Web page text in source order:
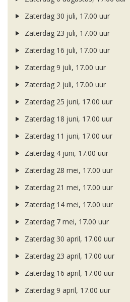
Zaterdag 30 juli, 17.00 uur
Zaterdag 23 juli, 17.00 uur
Zaterdag 16 juli, 17.00 uur
Zaterdag 9 juli, 17.00 uur
Zaterdag 2 juli, 17.00 uur
Zaterdag 25 juni, 17.00 uur
Zaterdag 18 juni, 17.00 uur
Zaterdag 11 juni, 17.00 uur
Zaterdag 4 juni, 17.00 uur
Zaterdag 28 mei, 17.00 uur
Zaterdag 21 mei, 17.00 uur
Zaterdag 14 mei, 17.00 uur
Zaterdag 7 mei, 17.00 uur
Zaterdag 30 april, 17.00 uur
Zaterdag 23 april, 17.00 uur
Zaterdag 16 april, 17.00 uur
Zaterdag 9 april, 17.00 uur